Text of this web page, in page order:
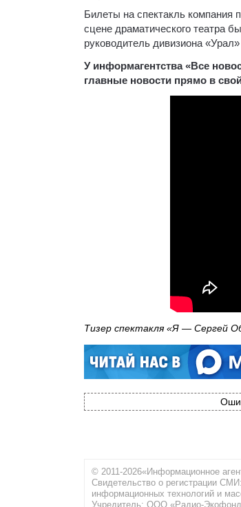
Билеты на спектакль компания
сцене драматического театра
руководитель дивизиона
У информагентства «Все
главные новости прямо в
Тизер спектакля «Я — Сергей
© 2011-2026«Информационное
Свидетельство о регистрации
информационных технологий и
Учредитель: ООО «Радио-